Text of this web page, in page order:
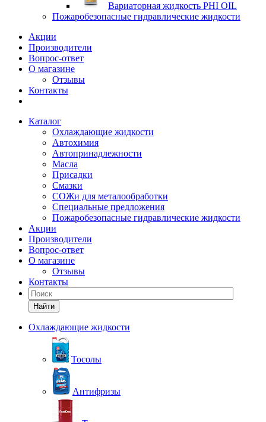
Вариаторная жидкость PHI OIL
Пожаробезопасные гидравлические жидкости
Акции
Производители
Вопрос-ответ
О магазине
Отзывы
Контакты
Каталог
Охлаждающие жидкости
Автохимия
Автопринадлежности
Масла
Присадки
Смазки
СОЖи для металообработки
Специальные предложения
Пожаробезопасные гидравлические жидкости
Акции
Производители
Вопрос-ответ
О магазине
Отзывы
Контакты
Найти
Охлаждающие жидкости
Тосолы
Антифризы